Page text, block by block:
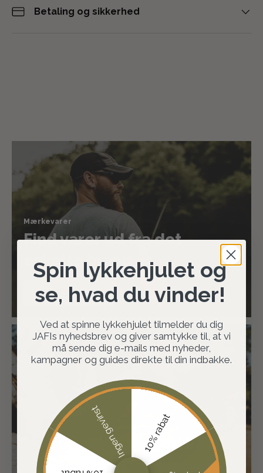
Betaling og sikkerhed
Mærkevarer
Find varer ud fra det
enkelte brand
SHOP BRANDS
Fast lav pris
Gør altid en god handel
Spin lykkehjulet og
se, hvad du vinder!
Ved at spinne lykkehjulet tilmelder du dig
JAFIs nyhedsbrev og giver samtykke til, at vi
må sende dig e-mails med nyheder,
kampagner og guides direkte til din indbakke.
10% rabat
Ingen gevinst